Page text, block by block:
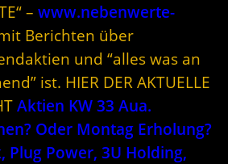
– www.nebenwerte-
Berichten über
und “alles was an
ist. HIER DER AKTUELLE
Aktien KW 33 Aua.
Oder Montag Erholung?
Plug Power, 3U Holding,